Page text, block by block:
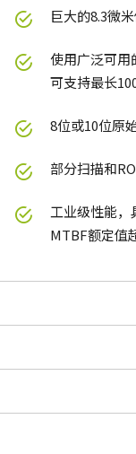
巨大的8.3微
使用广泛可用
可支持最长
8位或10位原
部分扫描和
工业级性能，
MTBF额定值
型号